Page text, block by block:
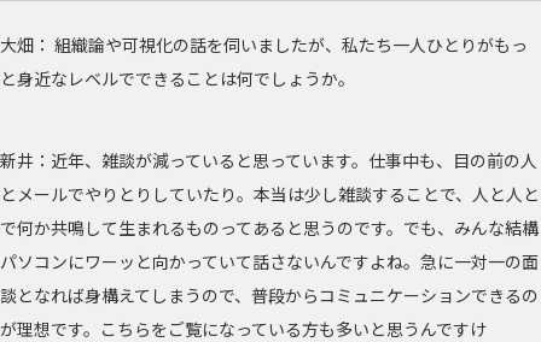
大畑： 組織論や可視化の話を伺いましたが、私たち一人ひとりがもっ
と身近なレベルでできることは何でしょうか。
新井：近年、雑談が減っていると思っています。仕事中も、目の前の人
とメールでやりとりしていたり。本当は少し雑談することで、人と人と
で何か共鳴して生まれるものってあると思うのです。でも、みんな結構
パソコンにワーッと向かっていて話さないんですよね。急に一対一の面
談となれば身構えてしまうので、普段からコミュニケーションできるの
が理想です。こちらをご覧になっている方も多いと思うんですけ